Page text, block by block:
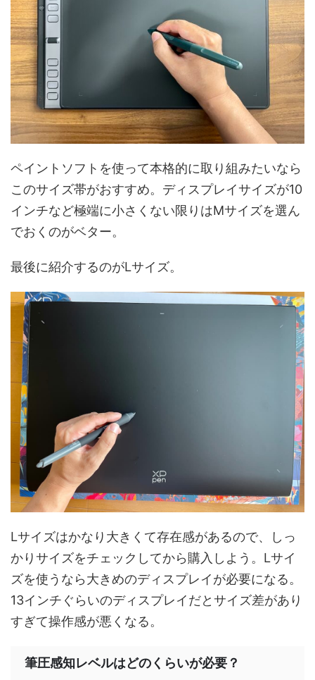
ペイントソフトを使って本格的に取り組みたいなら
このサイズ帯がおすすめ。ディスプレイサイズが10
インチなど極端に小さくない限りはMサイズを選ん
でおくのがベター。
最後に紹介するのがLサイズ。
Lサイズはかなり大きくて存在感があるので、しっ
かりサイズをチェックしてから購入しよう。Lサイ
ズを使うなら大きめのディスプレイが必要になる。
13インチぐらいのディスプレイだとサイズ差があり
すぎて操作感が悪くなる。
筆圧感知レベルはどのくらいが必要？